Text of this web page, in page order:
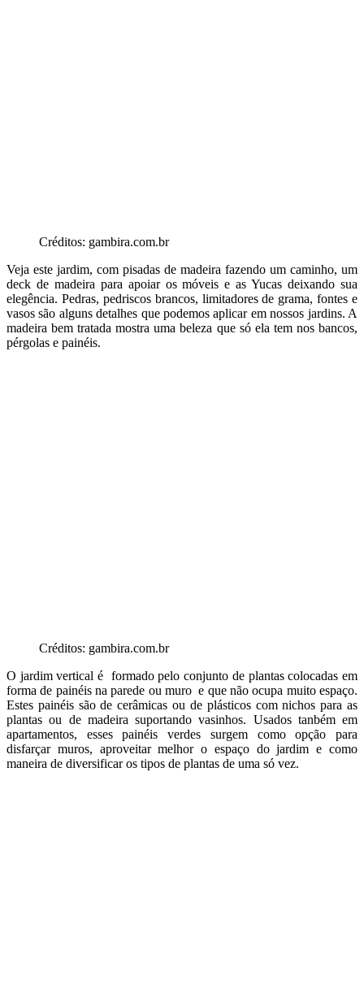
Créditos: gambira.com.br
Veja este jardim, com pisadas de madeira fazendo um caminho, um
deck de madeira para apoiar os móveis e as Yucas deixando sua
elegência. Pedras, pedriscos brancos, limitadores de grama, fontes e
vasos são alguns detalhes que podemos aplicar em nossos jardins. A
madeira bem tratada mostra uma beleza que só ela tem nos bancos,
pérgolas e painéis.
Créditos: gambira.com.br
O jardim vertical é formado pelo conjunto de plantas colocadas em
forma de painéis na parede ou muro e que não ocupa muito espaço.
Estes painéis são de cerâmicas ou de plásticos com nichos para as
plantas ou de madeira suportando vasinhos. Usados tanbém em
apartamentos, esses painéis verdes surgem como opção para
disfarçar muros, aproveitar melhor o espaço do jardim e como
maneira de diversificar os tipos de plantas de uma só vez.